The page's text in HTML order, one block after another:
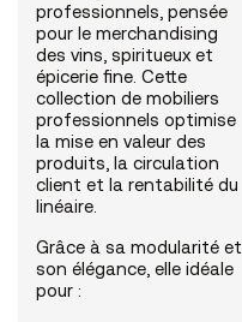
professionnels, pensée
pour le merchandising
des vins, spiritueux et
épicerie fine. Cette
collection de mobiliers
professionnels optimise
la mise en valeur des
produits, la circulation
client et la rentabilité du
linéaire.
Grâce à sa modularité et
son élégance, elle idéale
pour :